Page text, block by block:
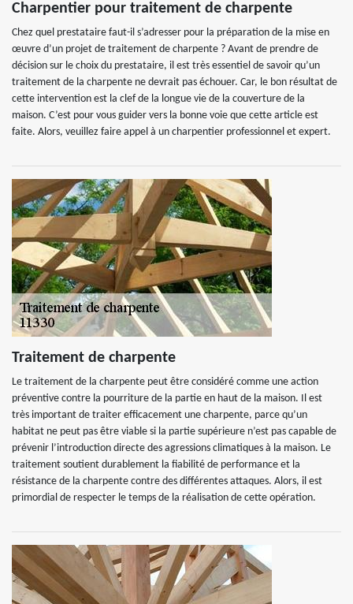
Charpentier pour traitement de charpente
Chez quel prestataire faut-il s’adresser pour la préparation de la mise en
œuvre d’un projet de traitement de charpente ? Avant de prendre de
décision sur le choix du prestataire, il est très essentiel de savoir qu’un
traitement de la charpente ne devrait pas échouer. Car, le bon résultat de
cette intervention est la clef de la longue vie de la couverture de la
maison. C’est pour vous guider vers la bonne voie que cette article est
faite. Alors, veuillez faire appel à un charpentier professionnel et expert.
Traitement de charpente
Le traitement de la charpente peut être considéré comme une action
préventive contre la pourriture de la partie en haut de la maison. Il est
très important de traiter efficacement une charpente, parce qu’un
habitat ne peut pas être viable si la partie supérieure n’est pas capable de
prévenir l’introduction directe des agressions climatiques à la maison. Le
traitement soutient durablement la fiabilité de performance et la
résistance de la charpente contre des différentes attaques. Alors, il est
primordial de respecter le temps de la réalisation de cette opération.